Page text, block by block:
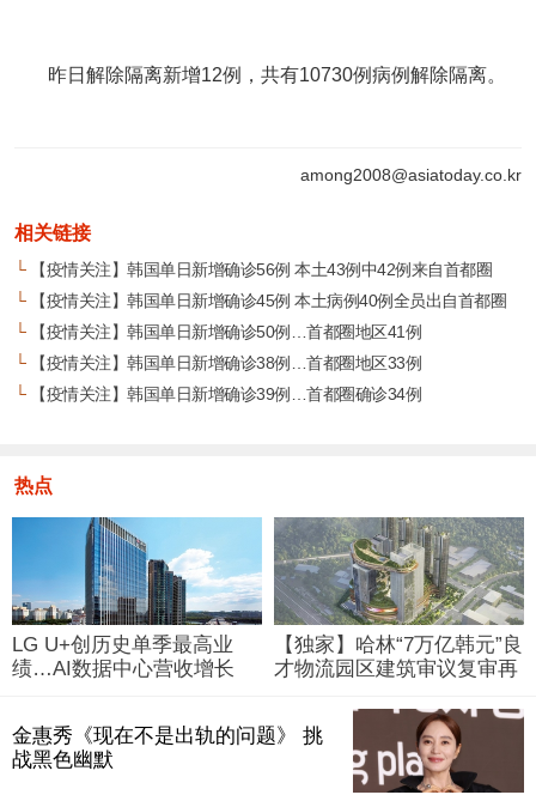
昨日解除隔离新增12例，共有10730例病例解除隔离。
among2008@asiatoday.co.kr
相关链接
└【疫情关注】韩国单日新增确诊56例 本土43例中42例来自首都圈
└【疫情关注】韩国单日新增确诊45例 本土病例40例全员出自首都圈
└【疫情关注】韩国单日新增确诊50例…首都圈地区41例
└【疫情关注】韩国单日新增确诊38例…首都圈地区33例
└【疫情关注】韩国单日新增确诊39例…首都圈确诊34例
热点
LG U+创历史单季最高业
绩…AI数据中心营收增长
【独家】哈林“7万亿韩元”良
才物流园区建筑审议复审再
金惠秀《现在不是出轨的问题》 挑
战黑色幽默